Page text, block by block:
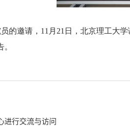
邀请，11月21日，北京理工大学